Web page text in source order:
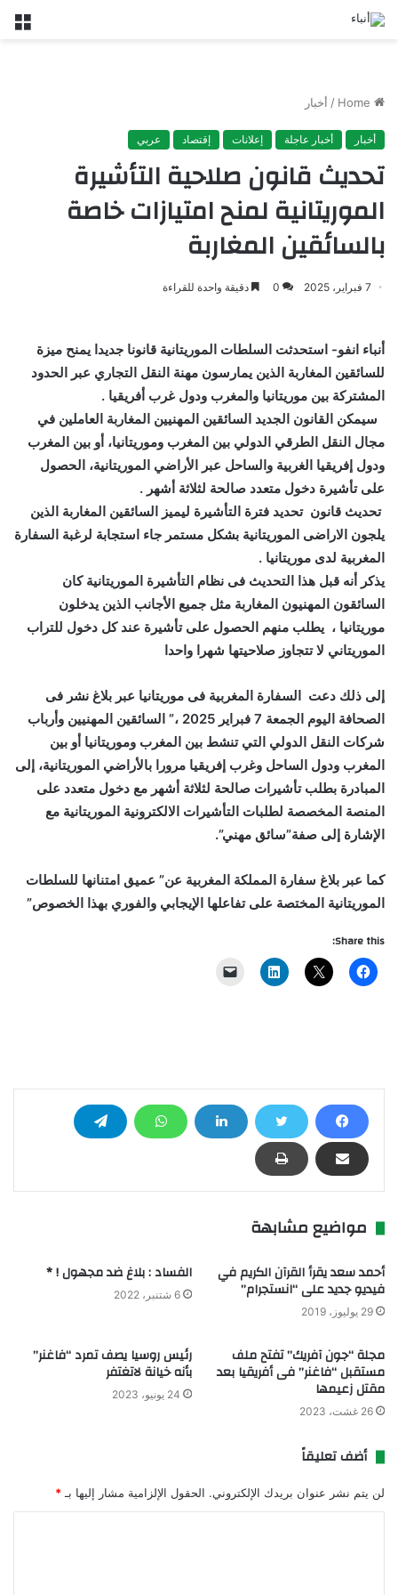
/ أخبار
أخبار أخبار عاجلة إعلانات إقتصاد عربي
تحديث قانون صلاحية التأشيرة
الموريتانية لمنح امتيازات خاصة
بالسائقين المغاربة
7 فبراير، 2025 0 دقيقة واحدة للقراءة
أنباء انفو- استحدثت السلطات الموريتانية قانونا جديدا يمنح ميزة
للسائقين المغاربة الذين يمارسون مهنة النقل التجاري عبر الحدود
المشتركة بين موريتانيا والمغرب ودول غرب أفريقيا .
سيمكن القانون الجديد السائقين المهنيين المغاربة العاملين في
مجال النقل الطرقي الدولي بين المغرب وموريتانيا، أو بين المغرب
ودول إفريقيا الغربية والساحل عبر الأراضي الموريتانية، الحصول
على تأشيرة دخول متعدد صالحة لثلاثة أشهر .
تحديث قانون تحديد فترة التأشيرة ليميز السائقين المغاربة الذين
يلجون الاراضى الموريتانية بشكل مستمر جاء استجابة لرغبة السفارة
المغربية لدى موريتانيا .
يذكر أنه قبل هذا التحديث فى نظام التأشيرة الموريتانية كان
السائقون المهنيون المغاربة مثل جميع الأجانب الذين يدخلون
موريتانيا ، يطلب منهم الحصول على تأشيرة عند كل دخول للتراب
الموريتاني لا تتجاوز صلاحيتها شهرا واحدا
إلى ذلك دعت السفارة المغربية فى موريتانيا عبر بلاغ نشر فى
الصحافة اليوم الجمعة 7 فبراير 2025 ،” السائقين المهنيين وأرباب
شركات النقل الدولي التي تنشط بين المغرب وموريتانيا أو بين
المغرب ودول الساحل وغرب إفريقيا مرورا بالأراضي الموريتانية، إلى
المبادرة بطلب تأشيرات صالحة لثلاثة أشهر مع دخول متعدد على
المنصة المخصصة لطلبات التأشيرات الالكترونية الموريتانية مع
الإشارة إلى صفة”سائق مهني”.
كما عبر بلاغ سفارة المملكة المغربية عن” عميق امتنانها للسلطات
الموريتانية المختصة على تفاعلها الإيجابي والفوري بهذا الخصوص”
Share this:
مواضيع مشابهة
أحمد سعد يقرأ القرآن الكريم في
فيديو جديد على “انستجرام”
29 يوليوز، 2019
الفساد : بلاغ ضد مجهول ! *
6 شتنبر، 2022
مجلة “جون آفريك” تفتح ملف
مستقبل “فاغنر” فى أفريقيا بعد
مقتل زعيمها
26 غشت، 2023
رئيس روسيا يصف تمرد “فاغنر”
بأنه خيانة لاتغتفر
24 يونيو، 2023
أضف تعليقاً
لن يتم نشر عنوان بريدك الإلكتروني. الحقول الإلزامية مشار إليها بـ *